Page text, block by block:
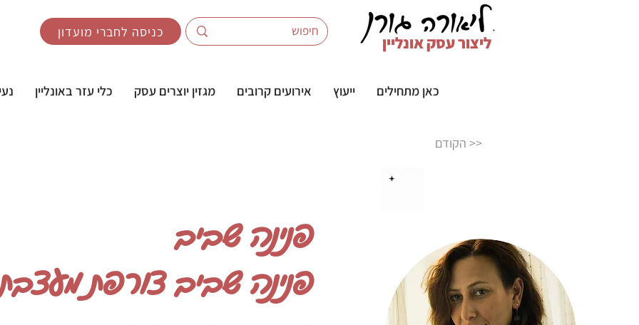
כאן מתחילים ייעוץ אירועים קרובים מגזין יוצרים עסק כלי עזר באונליין
כניסה לחברי מועדון
הקודם >>
פנינה שביב
פנינה שביב צורפת